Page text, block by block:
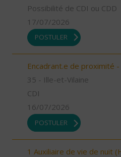
Possibilité de CDI ou CDD
17/07/2026
POSTULER
Encadrant.e de proximité
35 - Ille-et-Vilaine
CDI
16/07/2026
POSTULER
1 Auxiliaire de vie de nuit